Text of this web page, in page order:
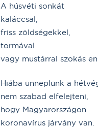
A húsvéti sonkát
kaláccsal,
friss zöldségekkel,
tormával
vagy mustárral szokás
Hiába ünneplünk a
nem szabad elfelejteni,
hogy Magyarországon
koronavírus járvány van.